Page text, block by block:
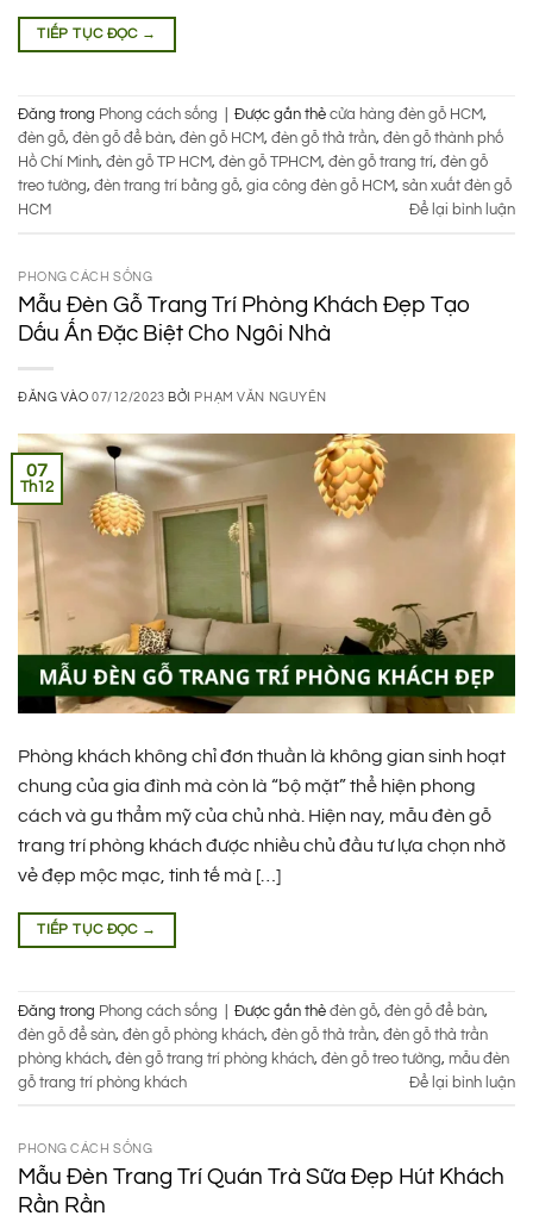
TIẾP TỤC ĐỌC →
Đăng trong Phong cách sống Được gắn thẻ cửa hàng đèn gỗ HCM,
đèn gỗ, đèn gỗ để bàn, đèn gỗ HCM, đèn gỗ thả trần, đèn gỗ thành phố
Hồ Chí Minh, đèn gỗ TP HCM, đèn gỗ TPHCM, đèn gỗ trang trí, đèn gỗ
treo tường, đèn trang trí bằng gỗ, gia công đèn gỗ HCM, sản xuất đèn gỗ
HCM
Để lại bình luận
PHONG CÁCH SỐNG
Mẫu Đèn Gỗ Trang Trí Phòng Khách Đẹp Tạo
Dấu Ấn Đặc Biệt Cho Ngôi Nhà
ĐĂNG VÀO07/12/2023 BỞI PHẠM VĂN NGUYÊN
07
Th12
Phòng khách không chỉ đơn thuần là không gian sinh hoạt
chung của gia đình mà còn là “bộ mặt” thể hiện phong
cách và gu thẩm mỹ của chủ nhà. Hiện nay, mẫu đèn gỗ
trang trí phòng khách được nhiều chủ đầu tư lựa chọn nhờ
vẻ đẹp mộc mạc, tinh tế mà […]
TIẾP TỤC ĐỌC →
Đăng trong Phong cách sống Được gắn thẻ đèn gỗ, đèn gỗ để bàn,
đèn gỗ để sàn, đèn gỗ phòng khách, đèn gỗ thả trần, đèn gỗ thả trần
phòng khách, đèn gỗ trang trí phòng khách, đèn gỗ treo tường, mẫu đèn
gỗ trang trí phòng khách
Để lại bình luận
PHONG CÁCH SỐNG
Mẫu Đèn Trang Trí Quán Trà Sữa Đẹp Hút Khách
Rần Rần